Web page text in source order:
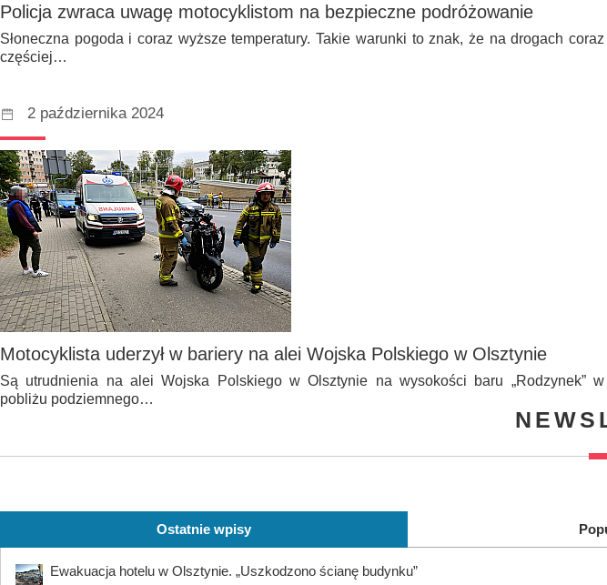
Policja zwraca uwagę motocyklistom na bezpieczne podróżowanie
Słoneczna pogoda i coraz wyższe temperatury. Takie warunki to znak, że na drogach coraz
częściej…
2 października 2024
Motocyklista uderzył w bariery na alei Wojska Polskiego w Olsztynie
Są utrudnienia na alei Wojska Polskiego w Olsztynie na wysokości baru „Rodzynek” w
pobliżu podziemnego…
Ostatnie wpisy
Ewakuacja hotelu w Olsztynie. „Uszkodzono ścianę budynku”